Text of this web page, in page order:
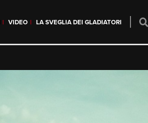
VIDEO LA SVEGLIA DEI GLADIATORI